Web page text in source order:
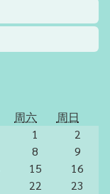
周六
周日
1
2
8
9
15
16
22
23